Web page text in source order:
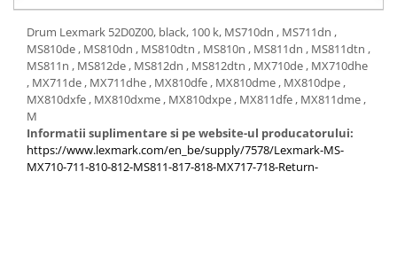
Accesorii monitoare
Componente
Placi video
Procesoare
Placi de baza
Memorii RAM
Drum Lexmark 52D0Z00, black, 100 k, MS710dn , MS711dn ,
MS810de , MS810dn , MS810dtn , MS810n , MS811dn , MS811dtn ,
MS811n , MS812de , MS812dn , MS812dtn , MX710de , MX710dhe
, MX711de , MX711dhe , MX810dfe , MX810dme , MX810dpe ,
MX810dxfe , MX810dxme , MX810dxpe , MX811dfe , MX811dme ,
M
Informatii suplimentare si pe website-ul producatorului:
https://www.lexmark.com/en_be/supply/7578/Lexmark-MS-
MX710-711-810-812-MS811-817-818-MX717-718-Return-